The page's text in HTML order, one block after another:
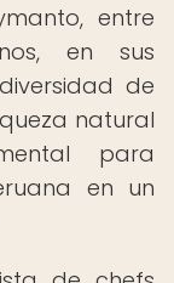
entre
en sus
de
natural
para
en un